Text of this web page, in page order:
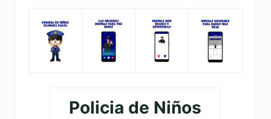
Policia de Niños